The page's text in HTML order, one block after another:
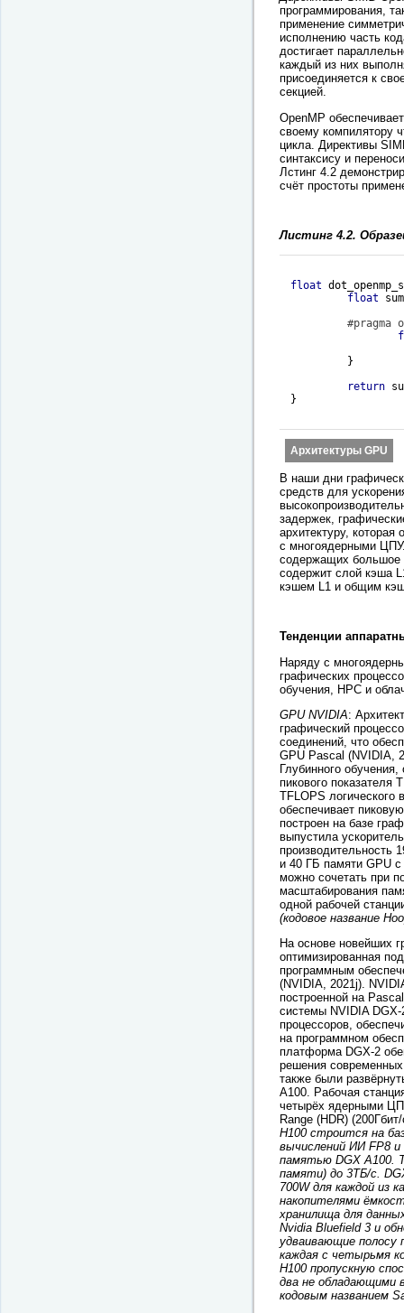
программирования,
применение
исполнению часть
достигает
каждый из них
присоединяется к
секцией.
OpenMP
своему компилятору
цикла. Директивы
синтаксису и
Лстинг 4.2
счёт простоты
Листинг 4.2.
float
float
#pragma
         }
return
}
Архитектуры GPU
В наши дни
средств для
задержек,
архитектуру,
с многоядерными
содержащих большое
содержит слой кэша
кэшем L1 и общим
Тенденции
Наряду с
графических
обучения, HPC и
GPU NVIDIA:
графический
соединений, что
GPU Pascal (NVIDIA,
Глубинного
пикового показателя
TFLOPS
обеспечивает
построен на базе
выпустила
производительность
и 40 ГБ памяти GPU
можно сочетать при
масштабирования
одной рабочей
(кодовое название
На основе новейших
оптимизированная
программным
(NVIDIA, 2021j).
построенной на
системы NVIDIA
процессоров,
на программном
платформа DGX-2
решения
также были
A100. Рабочая
четырёх ядерными
Range (HDR)
H100 строится на
вычислений ИИ FP8
памятью DGX A100.
памяти) до 3ТБ/с.
700W для каждой из
накопителями
хранилища для
Nvidia Bluefield 3 и
удваивающие полосу
каждая с четырьмя
H100 пропускную
два не обладающими
кодовым названием